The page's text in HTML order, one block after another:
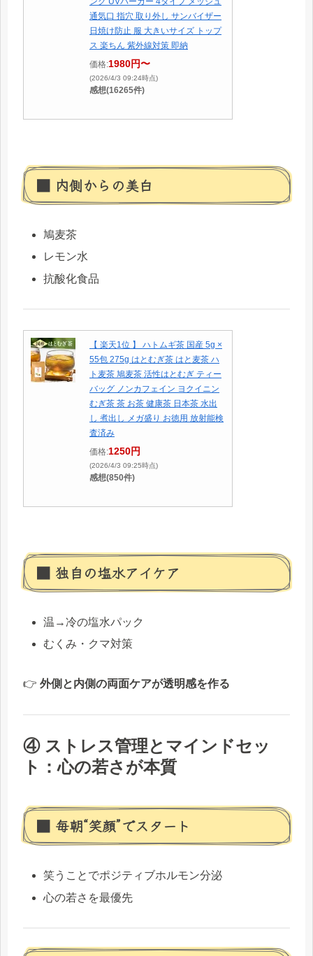
通気口 指穴 取り外し サンバイザー
日焼け防止 服 大きいサイズ トップ
ス 楽ちん 紫外線対策 即納
価格:1980円〜
(2026/4/3 09:24時点)
感想(16265件)
■ 内側からの美白
鳩麦茶
レモン水
抗酸化食品
【 楽天1位 】 ハトムギ茶 国産 5g ×
55包 275g はとむぎ茶 はと麦茶 ハ
ト麦茶 鳩麦茶 活性はとむぎ ティー
バッグ ノンカフェイン ヨクイニン
むぎ茶 茶 お茶 健康茶 日本茶 水出
し 煮出し メガ盛り お徳用 放射能検
査済み
価格:1250円
(2026/4/3 09:25時点)
感想(850件)
■ 独自の塩水アイケア
温→冷の塩水パック
むくみ・クマ対策
👉 外側と内側の両面ケアが透明感を作る
④ ストレス管理とマインドセッ
ト：心の若さが本質
■ 毎朝“笑顔”でスタート
笑うことでポジティブホルモン分泌
心の若さを最優先